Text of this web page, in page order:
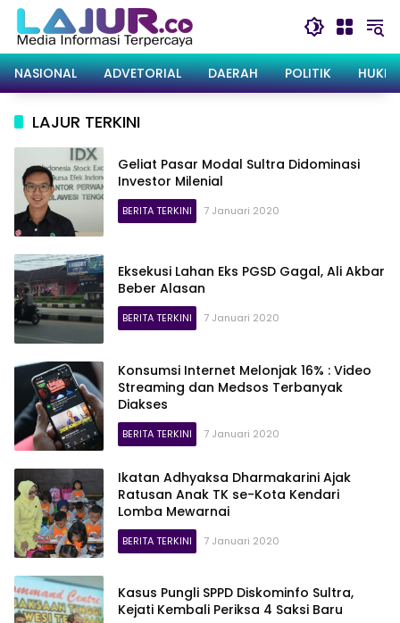
Langsung
konten
NASIONAL
ADVETORIAL DAERAH POLITIK
LAJUR TERKINI
Geliat Pasar Modal Sultra Didominasi
Investor Milenial
BERITA TERKINI 7 Januari 2020
Eksekusi Lahan Eks PGSD Gagal, Ali Akbar
Beber Alasan
BERITA TERKINI 7 Januari 2020
Konsumsi Internet Melonjak 16% : Video
Streaming dan Medsos Terbanyak
Diakses
BERITA TERKINI 7 Januari 2020
lajur
Ikatan Adhyaksa Dharmakarini Ajak
Ratusan Anak TK se-Kota Kendari
Lomba Mewarnai
BERITA TERKINI 7 Januari 2020
Kasus Pungli SPPD Diskominfo Sultra,
Kejati Kembali Periksa 4 Saksi Baru